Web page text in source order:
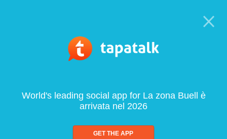
World's leading social app for La zona Buell è
arrivata nel 2026
GET THE APP